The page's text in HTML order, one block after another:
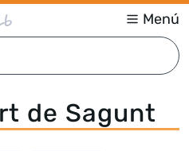
Menú
de Sagunt